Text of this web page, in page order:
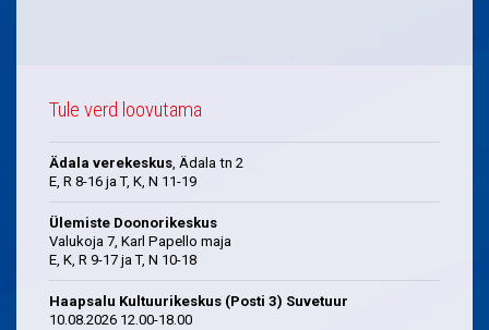
Tule verd loovutama
Ädala verekeskus, Ädala tn 2
E, R 8-16 ja T, K, N 11-19
Ülemiste Doonorikeskus
Valukoja 7, Karl Papello maja
E, K, R 9-17 ja T, N 10-18
Haapsalu Kultuurikeskus (Posti 3) Suvetuur
10.08.2026 12.00-18.00